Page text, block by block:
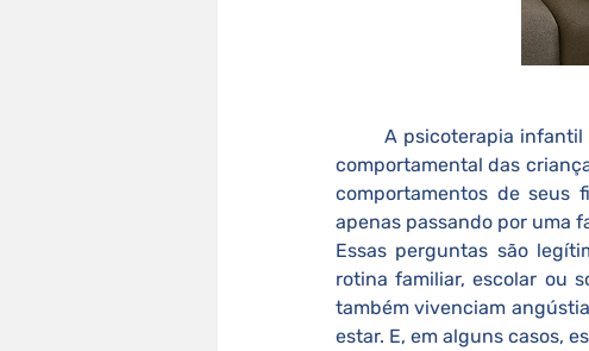
A psicoterapia infantil
comportamental das
comportamentos de seus
apenas passando por uma
Essas perguntas são
rotina familiar, escolar ou
também vivenciam
estar. E, em alguns casos,